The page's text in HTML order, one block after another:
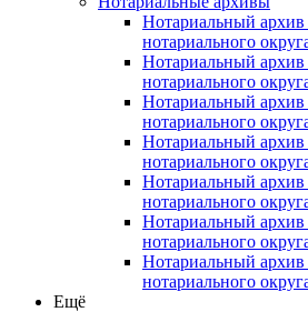
Нотариальный архив
нотариального
Нотариальный архив
нотариального
Нотариальный архив
нотариального
Нотариальный архив
нотариального
Нотариальный
нотариального
Нотариальный
нотариального
Нотариальный
нотариального
Ещё